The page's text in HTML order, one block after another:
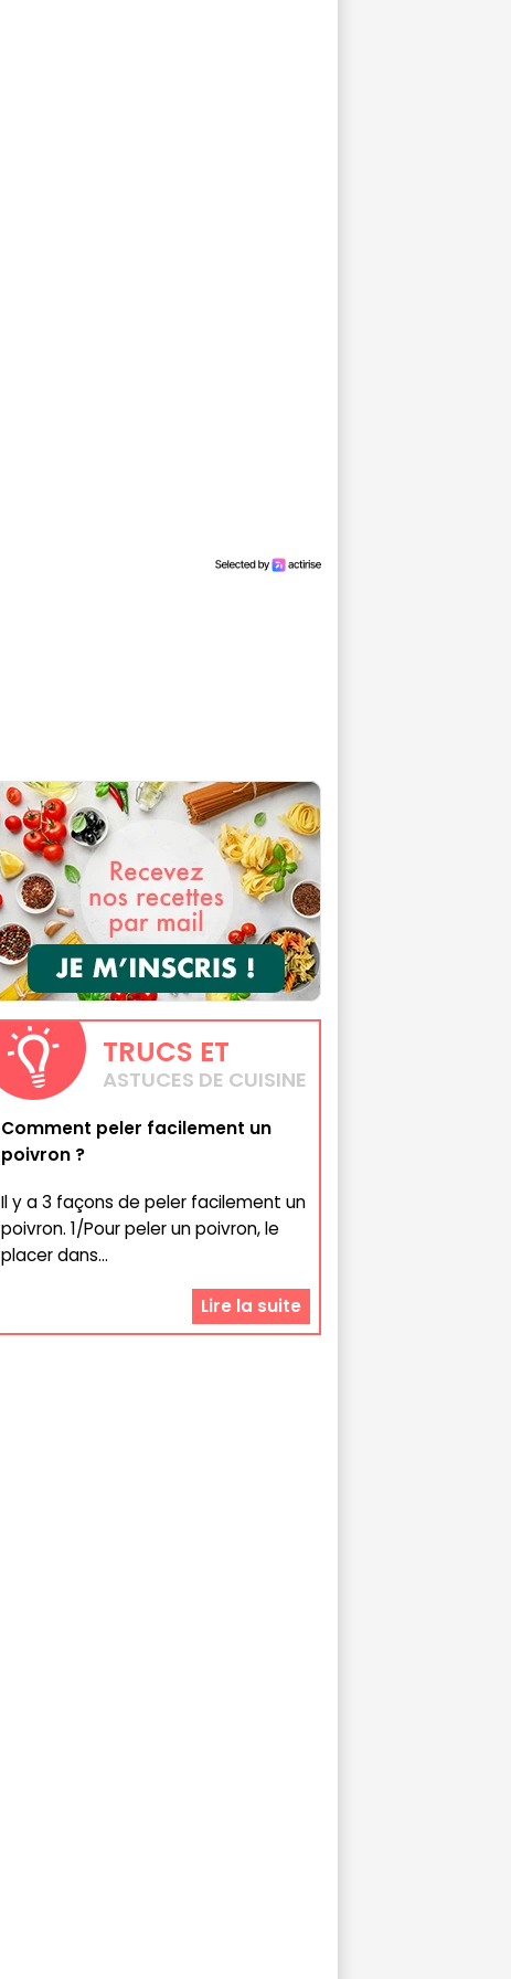
TRUCS ET
ASTUCES DE CUISINE
Comment peler facilement un
poivron ?
Il y a 3 façons de peler facilement un
poivron. 1/Pour peler un poivron, le
placer dans...
Lire la suite